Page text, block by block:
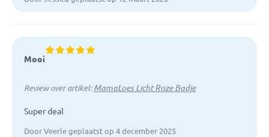
Mooi
Review over artikel:MamaLoes Licht Roze Badje
Super deal
Door Veerle geplaatst op 4 december 2025